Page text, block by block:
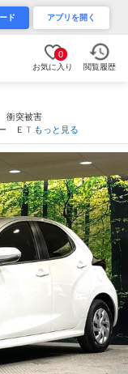
ド アプリを開く
0
お気に入り 閲覧履歴
衝突被害
ＥＴ
ｈ（愛知
もっと見る